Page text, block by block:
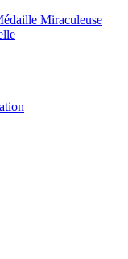
Miraculeuse